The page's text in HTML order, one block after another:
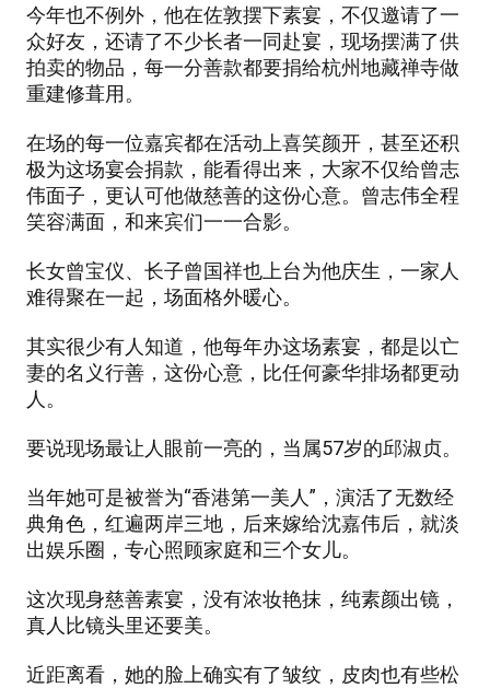
今年也不例外，他在佐敦摆下素宴，不仅邀请了一
众好友，还请了不少长者一同赴宴，现场摆满了供
拍卖的物品，每一分善款都要捐给杭州地藏禅寺做
重建修葺用。
在场的每一位嘉宾都在活动上喜笑颜开，甚至还积
极为这场宴会捐款，能看得出来，大家不仅给曾志
伟面子，更认可他做慈善的这份心意。曾志伟全程
笑容满面，和来宾们一一合影。
长女曾宝仪、长子曾国祥也上台为他庆生，一家人
难得聚在一起，场面格外暖心。
其实很少有人知道，他每年办这场素宴，都是以亡
妻的名义行善，这份心意，比任何豪华排场都更动
人。
要说现场最让人眼前一亮的，当属57岁的邱淑贞。
当年她可是被誉为“香港第一美人”，演活了无数经
典角色，红遍两岸三地，后来嫁给沈嘉伟后，就淡
出娱乐圈，专心照顾家庭和三个女儿。
这次现身慈善素宴，没有浓妆艳抹，纯素颜出镜，
真人比镜头里还要美。
近距离看，她的脸上确实有了皱纹，皮肉也有些松